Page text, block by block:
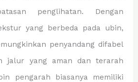
penglihatan. Dengan
yang berbeda pada ubin,
penyandang difabel
jalur yang aman dan terarah
pengarah biasanya memiliki